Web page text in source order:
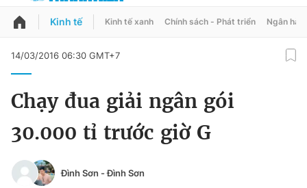
QUẢNG CÁO
Chuyên mục
Chào ngày mới
Đổi mật khẩu
Tin đã lưu
Tin đã xem
Kinh tế Kinh tế xanh Chính sách - Phát triển Ngân
14/03/2016 06:30 GMT+7
Chạy đua giải ngân gói
30.000 tỉ trước giờ G
Đình Sơn - Đình Sơn